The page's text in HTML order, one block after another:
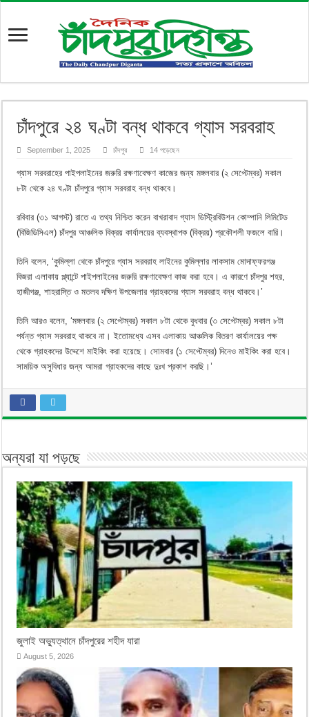
চাঁদপুরে ২৪ ঘণ্টা বন্ধ থাকবে গ্যাস সরবরাহ
September 1, 2025 চাঁদপুর 14 পড়েছেন
গ্যাস সরবরাহের পাইপলাইনের জরুরি রক্ষণাবেক্ষণ কাজের জন্য মঙ্গলবার (২ সেপ্টেম্বর) সকাল
৮টা থেকে ২৪ ঘণ্টা চাঁদপুরে গ্যাস সরবরাহ বন্ধ থাকবে।
রবিবার (৩১ আগস্ট) রাতে এ তথ্য নিশ্চিত করেন বাখরাবাদ গ্যাস ডিস্ট্রিবিউশন কোম্পানি লিমিটেড
(বিজিডিসিএল) চাঁদপুর আঞ্চলিক বিক্রয় কার্যালয়ের ব্যবস্থাপক (বিক্রয়) প্রকৌশলী ফজলে বারি।
তিনি বলেন, ‘কুমিল্লা থেকে চাঁদপুরে গ্যাস সরবরাহ লাইনের কুমিল্লার লাকসাম মোদাফ্ফরগঞ্জ
বিজরা এলাকায় প্ল্যান্টে পাইপলাইনের জরুরি রক্ষণাবেক্ষণ কাজ করা হবে। এ কারণে চাঁদপুর শহর,
হাজীগঞ্জ, শাহরাস্তি ও মতলব দক্ষিণ উপজেলার গ্রাহকদের গ্যাস সরবরাহ বন্ধ থাকবে।’
তিনি আরও বলেন, ‘মঙ্গলবার (২ সেপ্টেম্বর) সকাল ৮টা থেকে বুধবার (৩ সেপ্টেম্বর) সকাল ৮টা
পর্যন্ত গ্যাস সরবরাহ থাকবে না। ইতোমধ্যে এসব এলাকায় আঞ্চলিক বিতরণ কার্যালয়ের পক্ষ
থেকে গ্রাহকদের উদ্দেশে মাইকিং করা হয়েছে। সোমবার (১ সেপ্টেম্বর) দিনেও মাইকিং করা হবে।
সাময়িক অসুবিধার জন্য আমরা গ্রাহকদের কাছে দুঃখ প্রকাশ করছি।’
অন্যরা যা পড়ছে
জুলাই অভ্যুত্থানে চাঁদপুরের শহীদ যারা
August 5, 2026